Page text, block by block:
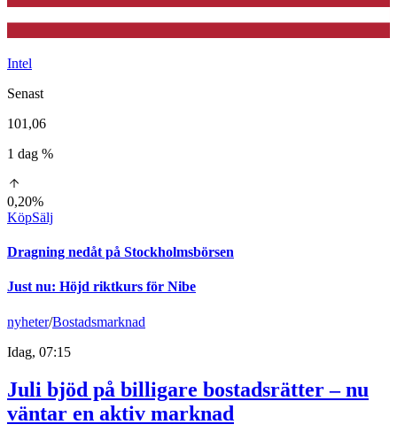
Intel
Senast
101,06
1 dag %
0,20%
KöpSälj
Dragning nedåt på Stockholmsbörsen
Just nu: Höjd riktkurs för Nibe
nyheter/Bostadsmarknad
Idag, 07:15
Juli bjöd på billigare bostadsrätter – nu
väntar en aktiv marknad